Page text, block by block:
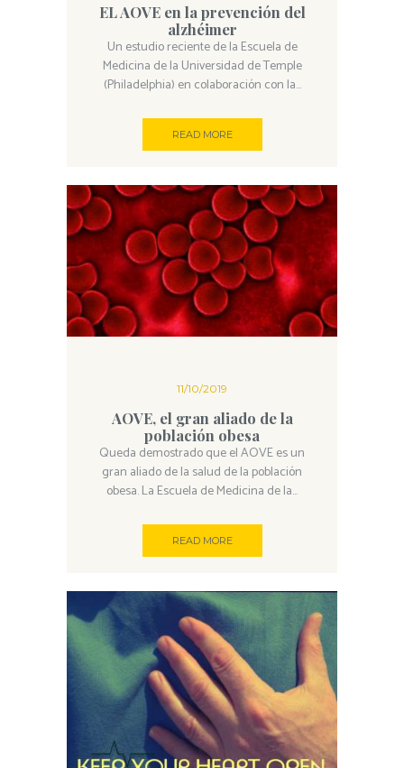
EL AOVE en la prevención del
alzhéimer
Un estudio reciente de la Escuela de
Medicina de la Universidad de Temple
(Philadelphia) en colaboración con la...
READ MORE
11/10/2019
AOVE, el gran aliado de la
población obesa
Queda demostrado que el AOVE es un
gran aliado de la salud de la población
obesa. La Escuela de Medicina de la...
READ MORE